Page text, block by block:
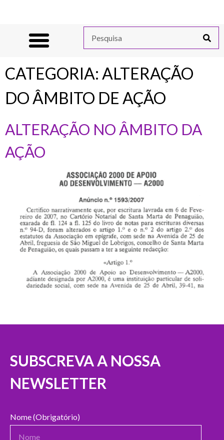
CATEGORIA: ALTERAÇÃO
DO ÂMBITO DE AÇÃO
ALTERAÇÃO NO ÂMBITO DA
AÇÃO
SUBSCREVA A NOSSA
NEWSLETTER
Nome (Obrigatório)